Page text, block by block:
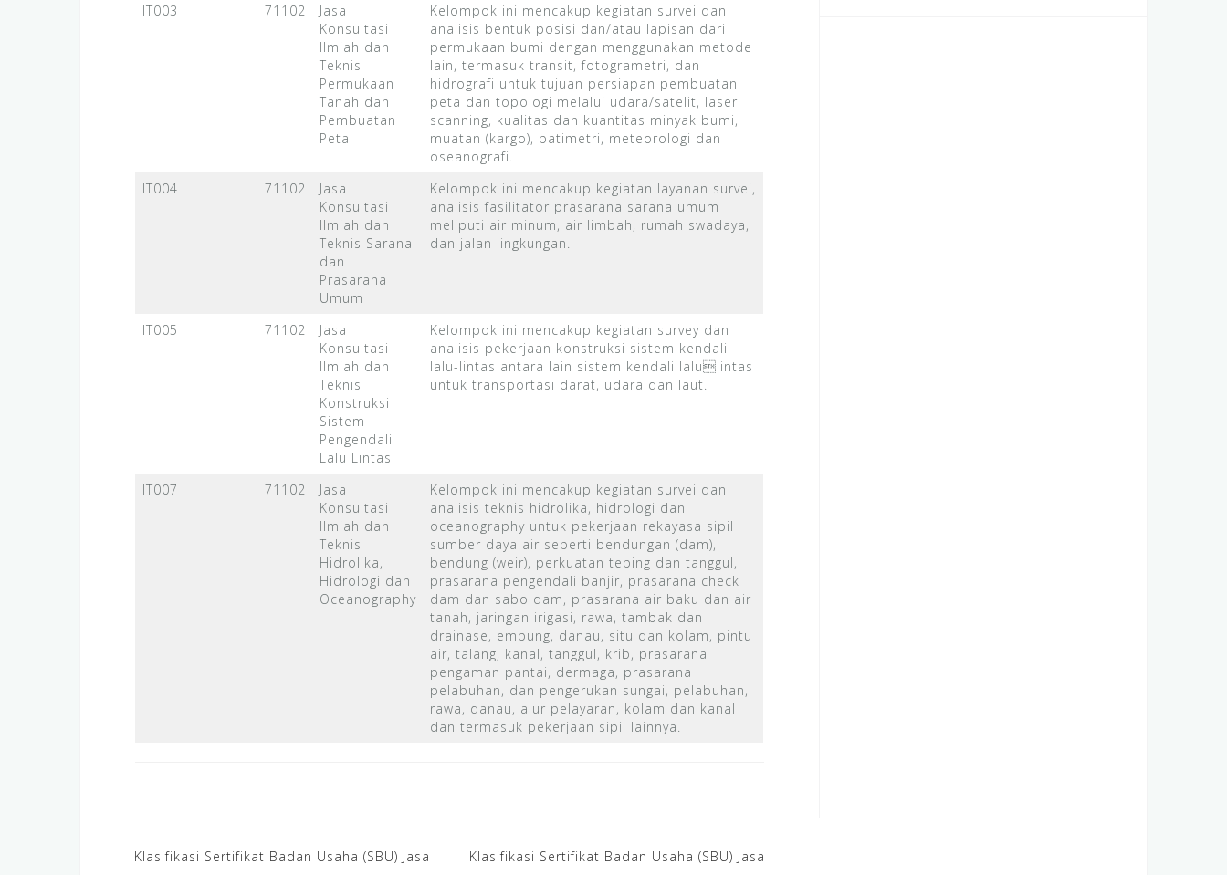
IT003
71102
Jasa
Konsultasi
Ilmiah dan
Teknis
Permukaan
Tanah dan
Pembuatan
Peta
Kelompok ini mencakup kegiatan survei dan
analisis bentuk posisi dan/atau lapisan dari
permukaan bumi dengan menggunakan metode
lain, termasuk transit, fotogrametri, dan
hidrografi untuk tujuan persiapan pembuatan
peta dan topologi melalui udara/satelit, laser
scanning, kualitas dan kuantitas minyak bumi,
muatan (kargo), batimetri, meteorologi dan
oseanografi.
IT004
71102
Jasa
Konsultasi
Ilmiah dan
Teknis Sarana
dan
Prasarana
Umum
Kelompok ini mencakup kegiatan layanan survei,
analisis fasilitator prasarana sarana umum
meliputi air minum, air limbah, rumah swadaya,
dan jalan lingkungan.
IT005 71102
Jasa
Konsultasi
Ilmiah dan
Teknis
Konstruksi
Sistem
Pengendali
Lalu Lintas
Kelompok ini mencakup kegiatan survey dan
analisis pekerjaan konstruksi sistem kendali
lalu-lintas antara lain sistem kendali lalulintas
untuk transportasi darat, udara dan laut.
IT007 71102
Jasa
Konsultasi
Ilmiah dan
Teknis
Hidrolika,
Hidrologi dan
Oceanography
Kelompok ini mencakup kegiatan survei dan
analisis teknis hidrolika, hidrologi dan
oceanography untuk pekerjaan rekayasa sipil
sumber daya air seperti bendungan (dam),
bendung (weir), perkuatan tebing dan tanggul,
prasarana pengendali banjir, prasarana check
dam dan sabo dam, prasarana air baku dan air
tanah, jaringan irigasi, rawa, tambak dan
drainase, embung, danau, situ dan kolam, pintu
air, talang, kanal, tanggul, krib, prasarana
pengaman pantai, dermaga, prasarana
pelabuhan, dan pengerukan sungai, pelabuhan,
rawa, danau, alur pelayaran, kolam dan kanal
dan termasuk pekerjaan sipil lainnya.
Post
Klasifikasi Sertifikat Badan Usaha (SBU) Jasa
Klasifikasi Sertifikat Badan Usaha (SBU) Jasa